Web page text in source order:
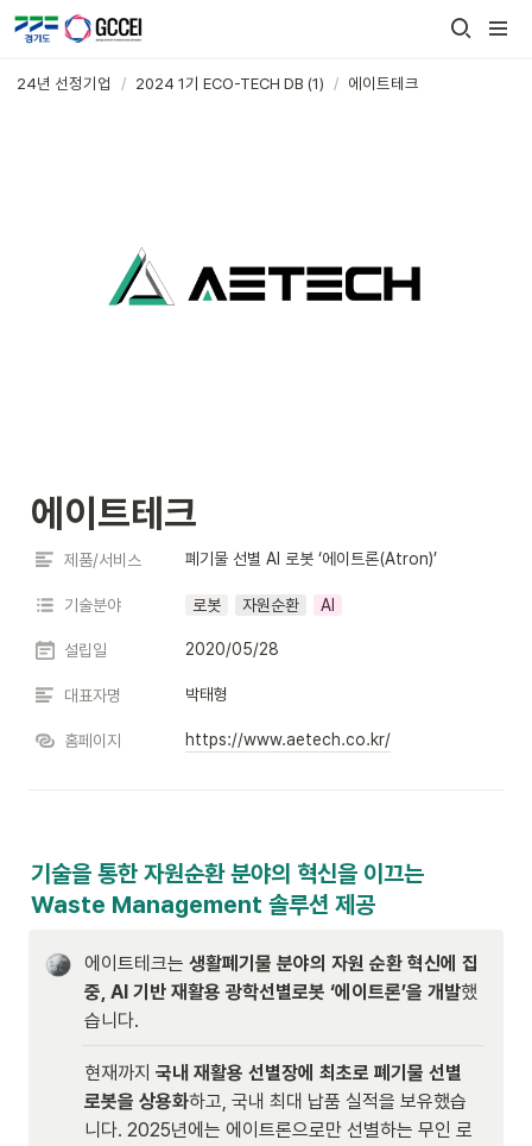
24년 선정기업 / 2024 1기 ECO-TECH DB (1) / 에이트테크
에이트테크
제품/서비스 폐기물 선별 AI 로봇 ‘에이트론(Atron)’
기술분야 로봇 자원순환 AI
설립일 2020/05/28
대표자명 박태형
홈페이지 https://www.aetech.co.kr/
기술을 통한 자원순환 분야의 혁신을 이끄는
Waste Management 솔루션 제공
에이트테크는 생활폐기물 분야의 자원 순환 혁신에 집
중, AI 기반 재활용 광학선별로봇 ‘에이트론’을 개발했
습니다.
현재까지 국내 재활용 선별장에 최초로 폐기물 선별
로봇을 상용화하고, 국내 최대 납품 실적을 보유했습
니다. 2025년에는 에이트론으로만 선별하는 무인 로